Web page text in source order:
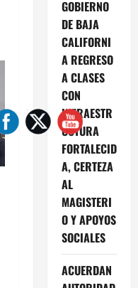
GOBIERNO
DE BAJA
CALIFORNI
A REGRESO
A CLASES
CON
INFRAESTR
UCTURA
FORTALECID
A, CERTEZA
AL
MAGISTERI
O Y APOYOS
SOCIALES
ACUERDAN